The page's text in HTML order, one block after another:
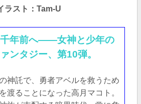
スト：Tam-U
年前へ――女神と少年の
ンタジー、第10弾。
神託で、勇者アベルを救うため
渡ることになった高月マコト。